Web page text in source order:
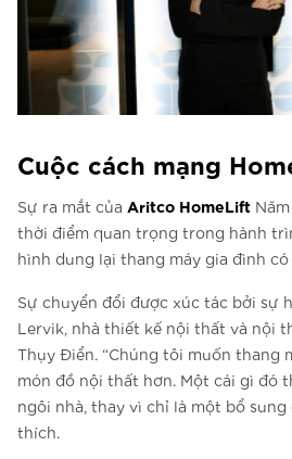
Cuộc cách mạng
Sự ra mắt của Aritco HomeLift
thời điểm quan trọng trong hành
hình dung lại thang máy gia đình
Sự chuyển đổi được xúc tác bởi sự
Lervik, nhà thiết kế nội thất và nội
Thụy Điển. “Chúng tôi muốn thang
món đồ nội thất hơn. Một cái gì đó
ngôi nhà, thay vì chỉ là một bổ sung
thích.